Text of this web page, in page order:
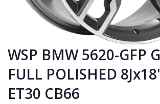
WSP BMW 5620-GFP
FULL POLISHED
ET30 CB66